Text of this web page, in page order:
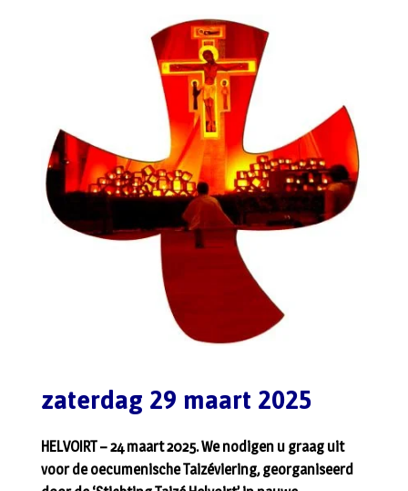
zaterdag 29 maart 2025
HELVOIRT – 24 maart 2025. We nodigen u graag uit
voor de oecumenische Taizéviering, georganiseerd